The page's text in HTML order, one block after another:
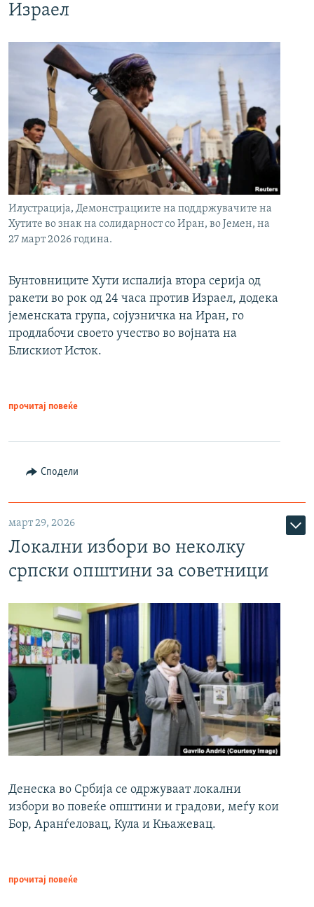
Израел
Илустрација, Демонстрациите на поддржувачите на
Хутите во знак на солидарност со Иран, во Јемен, на
27 март 2026 година.
Бунтовниците Хути испалија втора серија од
ракети во рок од 24 часа против Израел, додека
јеменската група, сојузничка на Иран, го
продлабочи своето учество во војната на
Блискиот Исток.
прочитај повеќе
Сподели
март 29, 2026
Локални избори во неколку
српски општини за советници
Денеска во Србија се одржуваат локални
избори во повеќе општини и градови, меѓу кои
Бор, Аранѓеловац, Кула и Књажевац.
прочитај повеќе